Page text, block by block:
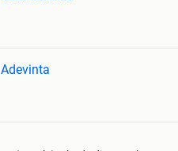
Adevinta